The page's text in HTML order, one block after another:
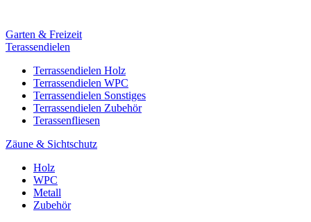
Garten & Freizeit
Terassendielen
Terrassendielen Holz
Terrassendielen WPC
Terrassendielen Sonstiges
Terrassendielen Zubehör
Terassenfliesen
Zäune & Sichtschutz
Holz
WPC
Metall
Zubehör